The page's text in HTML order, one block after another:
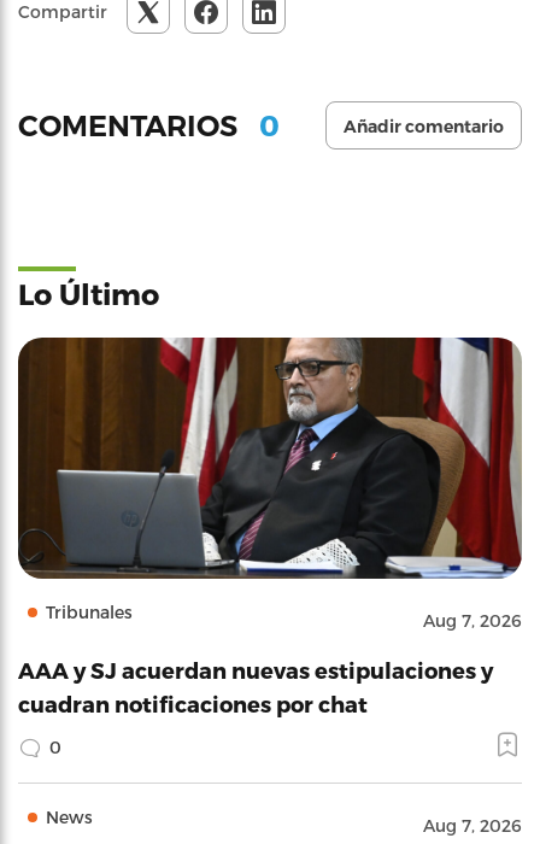
Compartir
COMENTARIOS 0 Añadir comentario
Lo Último
Tribunales Aug 7, 2026
AAA y SJ acuerdan nuevas estipulaciones y
cuadran notificaciones por chat
0
News Aug 7, 2026